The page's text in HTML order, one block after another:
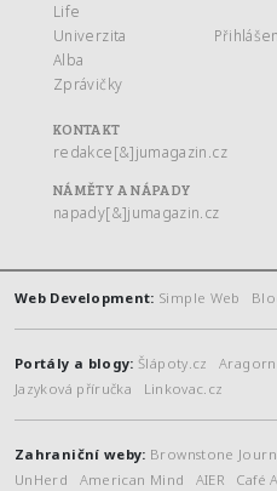
Life
Univerzita
Alba
Zprávičky
KONTAKT
redakce[&]jumagazin.cz
NÁMĚTY A NÁPADY
napady[&]jumagazin.cz
Web Development: Simple Web
Portály a blogy:Šlápoty.cz
Jazyková příručka
Linkovac.cz
Zahraniční weby: Brownstone
UnHerd
American Mind AIER Café